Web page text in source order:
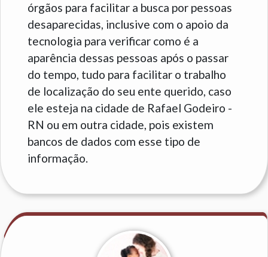
órgãos para facilitar a busca por pessoas
desaparecidas, inclusive com o apoio da
tecnologia para verificar como é a
aparência dessas pessoas após o passar
do tempo, tudo para facilitar o trabalho
de localização do seu ente querido, caso
ele esteja na cidade de Rafael Godeiro -
RN ou em outra cidade, pois existem
bancos de dados com esse tipo de
informação.